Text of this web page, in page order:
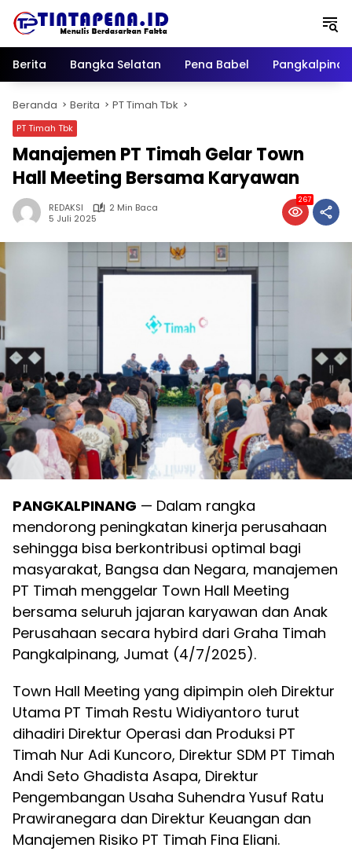
Berita
Bangka Selatan Pena Babel
Beranda Berita PT Timah Tbk
PT Timah Tbk
Manajemen PT Timah Gelar Town
Hall Meeting Bersama Karyawan
REDAKSI
2 Min Baca
5 Juli 2025
267
PANGKALPINANG — Dalam rangka
mendorong peningkatan kinerja perusahaan
sehingga bisa berkontribusi optimal bagi
masyarakat, Bangsa dan Negara, manajemen
PT Timah menggelar Town Hall Meeting
bersama seluruh jajaran karyawan dan Anak
Perusahaan secara hybird dari Graha Timah
Pangkalpinang, Jumat (4/7/2025).
Town Hall Meeting yang dipimpin oleh Direktur
Utama PT Timah Restu Widiyantoro turut
dihadiri Direktur Operasi dan Produksi PT
Timah Nur Adi Kuncoro, Direktur SDM PT Timah
Andi Seto Ghadista Asapa, Direktur
Pengembangan Usaha Suhendra Yusuf Ratu
Prawiranegara dan Direktur Keuangan dan
Manajemen Risiko PT Timah Fina Eliani.